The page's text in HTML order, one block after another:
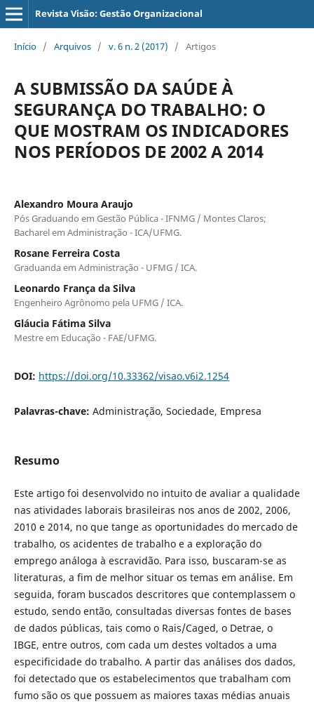
Revista Visão: Gestão Organizacional
Início / Arquivos / v. 6 n. 2 (2017) / Artigos
A SUBMISSÃO DA SAÚDE À
SEGURANÇA DO TRABALHO: O
QUE MOSTRAM OS INDICADORES
NOS PERÍODOS DE 2002 A 2014
Alexandro Moura Araujo
Pós Graduando em Gestão Pública - IFNMG / Montes Claros;
Bacharel em Administração - ICA/UFMG.
Rosane Ferreira Costa
Graduanda em Administração - UFMG / ICA.
Leonardo França da Silva
Engenheiro Agrônomo pela UFMG / ICA.
Gláucia Fátima Silva
Mestre em Educação - FAE/UFMG.
DOI: https://doi.org/10.33362/visao.v6i2.1254
Palavras-chave: Administração, Sociedade, Empresa
Resumo
Este artigo foi desenvolvido no intuito de avaliar a qualidade
nas atividades laborais brasileiras nos anos de 2002, 2006,
2010 e 2014, no que tange as oportunidades do mercado de
trabalho, os acidentes de trabalho e a exploração do
emprego análoga à escravidão. Para isso, buscaram-se as
literaturas, a fim de melhor situar os temas em análise. Em
seguida, foram buscados descritores que contemplassem o
estudo, sendo então, consultadas diversas fontes de bases
de dados públicas, tais como o Rais/Caged, o Detrae, o
IBGE, entre outros, com cada um destes voltados a uma
especificidade do trabalho. A partir das análises dos dados,
foi detectado que os estabelecimentos que trabalham com
fumo são os que possuem as maiores taxas médias anuais